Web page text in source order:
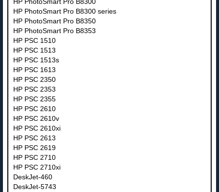
HP PhotoSmart Pro B8300
HP PhotoSmart Pro B8300 series
HP PhotoSmart Pro B8350
HP PhotoSmart Pro B8353
HP PSC 1510
HP PSC 1513
HP PSC 1513s
HP PSC 1613
HP PSC 2350
HP PSC 2353
HP PSC 2355
HP PSC 2610
HP PSC 2610v
HP PSC 2610xi
HP PSC 2613
HP PSC 2619
HP PSC 2710
HP PSC 2710xi
DeskJet-460
DeskJet-5743